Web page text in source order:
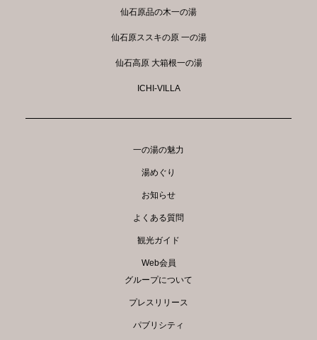
仙石原品の木一の湯
仙石原ススキの原 一の湯
仙石高原 大箱根一の湯
ICHI-VILLA
一の湯の魅力
湯めぐり
お知らせ
よくある質問
観光ガイド
Web会員
グループについて
プレスリリース
パブリシティ